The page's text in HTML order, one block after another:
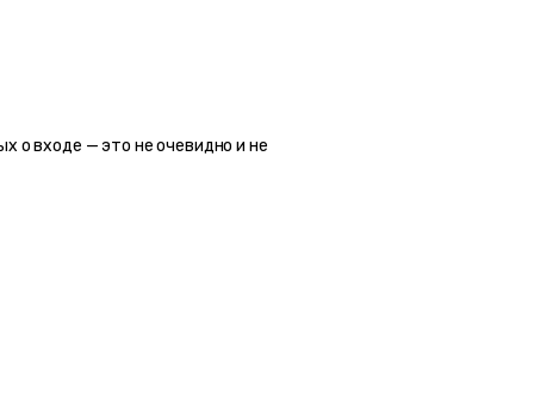
о входе — это не очевидно и не